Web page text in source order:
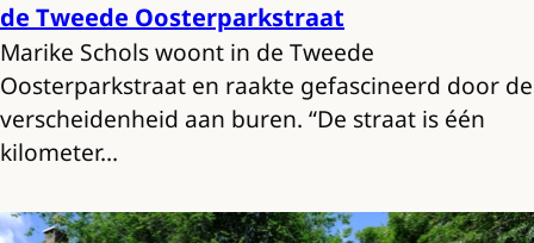
de Tweede Oosterparkstraat
Marike Schols woont in de Tweede
Oosterparkstraat en raakte gefascineerd door de
verscheidenheid aan buren. “De straat is één
kilometer…